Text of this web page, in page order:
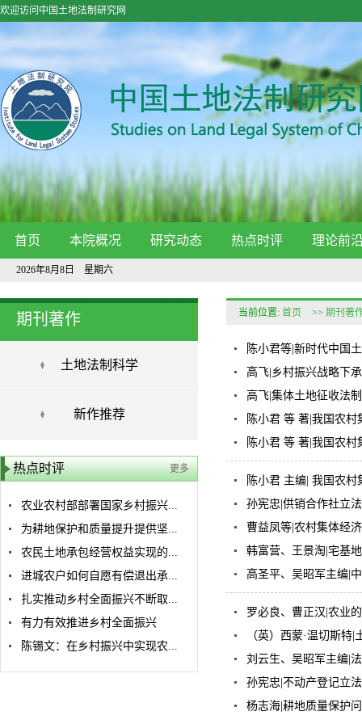
欢迎访问中国土地法制研究网
首页 本院概况 研究动态 热点时评 理论前
2026年8月8日 星期六
期刊著作
土地法制科学
新作推荐
热点时评 更多
农业农村部部署国家乡村振兴...
为耕地保护和质量提升提供坚...
农民土地承包经营权益实现的...
进城农户如何自愿有偿退出承...
扎实推动乡村全面振兴不断取...
有力有效推进乡村全面振兴
陈锡文：在乡村振兴中实现农...
当前位置: 首页 >> 期刊著
陈小君等|新时代中国
高飞|乡村振兴战略下
高飞|集体土地征收法
陈小君 等 著|我国农
陈小君 等 著|我国农
陈小君 主编| 我国农
孙宪忠|供销合作社立
曹益凤等|农村集体经
韩富营、王景淘|宅基
高圣平、吴昭军主编|
罗必良、曹正汉|农业
（英）西蒙·温切斯特
刘云生、吴昭军主编|
孙宪忠|不动产登记立
杨志海|耕地质量保护